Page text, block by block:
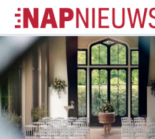
Skip
naar
inhoud